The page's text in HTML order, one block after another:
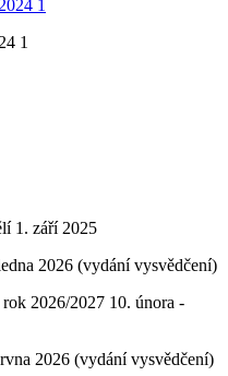
1
1. září 2025
2026 (vydání vysvědčení)
2026/2027 10. února -
2026 (vydání vysvědčení)